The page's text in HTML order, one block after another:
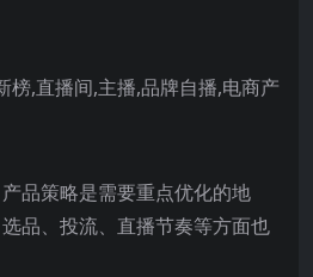
品策略是需要重点优化的地
品、投流、直播节奏等方面也